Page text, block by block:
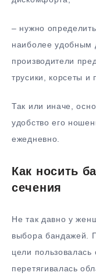
– нужно
наиболее
производители
трусики, корсеты и
Так или иначе,
удобство его
ежедневно.
Как носить
сечения
Не так давно у
выбора бандажей.
цели
перетягивалась